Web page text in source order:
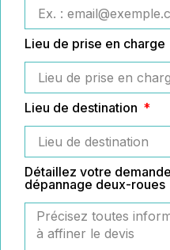
Lieu de prise en charge
Lieu de destination
Détaillez votre
dépannage deux-roues